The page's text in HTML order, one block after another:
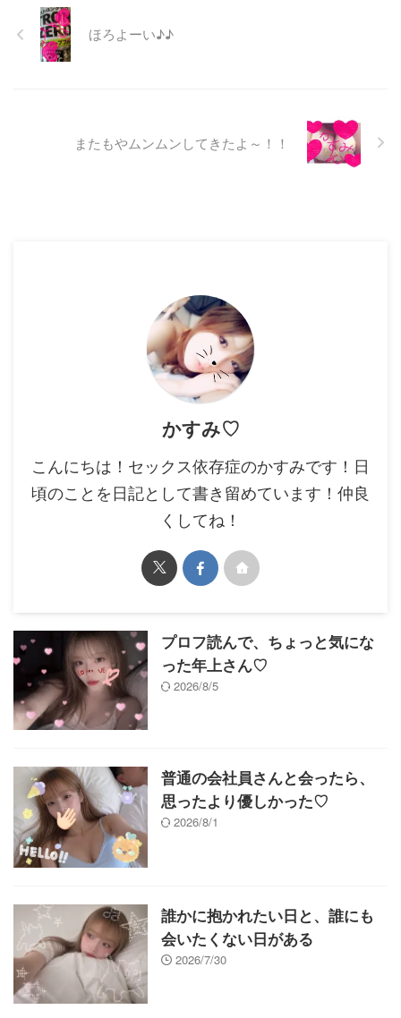
ほろよーい♪♪
またもやムンムンしてきたよ～！！
かすみ♡
こんにちは！セックス依存症のかすみです！日
頃のことを日記として書き留めています！仲良
くしてね！
プロフ読んで、ちょっと気にな
った年上さん♡
2026/8/5
普通の会社員さんと会ったら、
思ったより優しかった♡
2026/8/1
誰かに抱かれたい日と、誰にも
会いたくない日がある
2026/7/30